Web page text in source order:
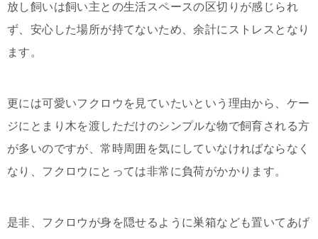
放し飼いは飼い主との生活スペースの区切りが感じられ
ず、安心した場所が持てないため、余計にストレスとなり
ます。
更には可愛いフクロウを見ていたいという理由から、ケー
ジにとまり木を渡しただけのシンプルな物で飼育される方
が多いのですが、常時周囲を気にしていなければならなく
なり、フクロウにとっては非常に負荷がかかります。
是非、フクロウが身を隠せるように巣箱なども置いてあげ